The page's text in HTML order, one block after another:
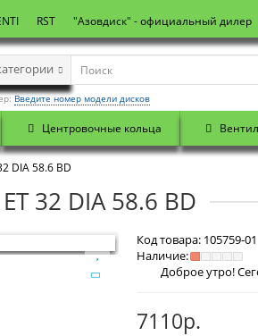
RST "Азовдиск" - официальный дилер
Введите номер модели дисков
Центровочные кольца
DIA 58.6 BD
32 DIA 58.6 BD
Код товара: 105759-01
Наличие:
7110р.